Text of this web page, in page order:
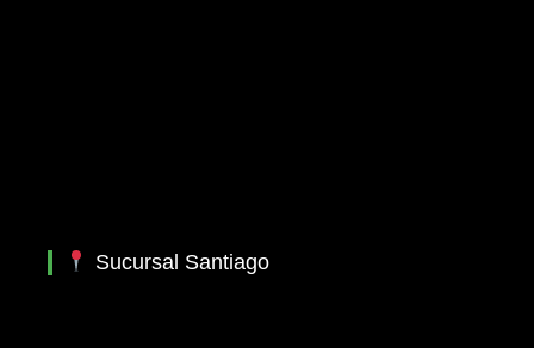
Sucursal Santiago